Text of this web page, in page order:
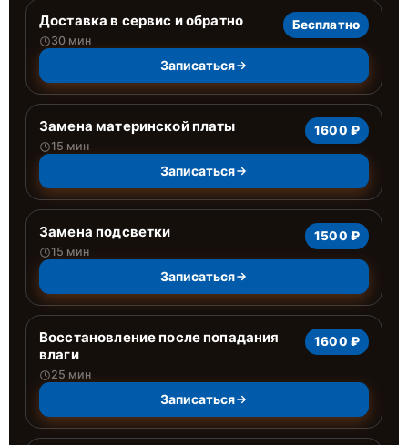
Доставка в сервис и обратно
30 мин
Бесплатно
Записаться
Замена материнской платы
15 мин
1600 ₽
Записаться
Замена подсветки
15 мин
1500 ₽
Записаться
Восстановление после попадания
влаги
25 мин
1600 ₽
Записаться